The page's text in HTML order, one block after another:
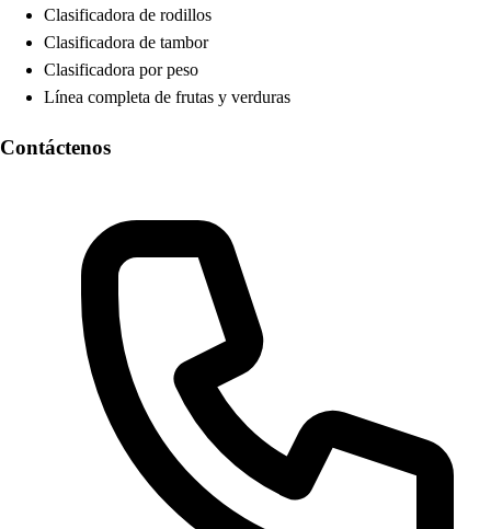
Clasificadora de rodillos
Clasificadora de tambor
Clasificadora por peso
Línea completa de frutas y verduras
Contáctenos